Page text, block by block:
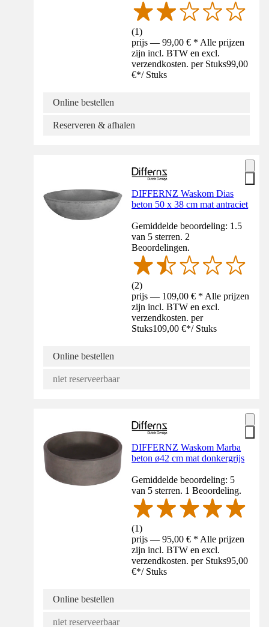
(1)
prijs — 99,00 € * Alle prijzen
zijn incl. BTW en excl.
verzendkosten. per Stuks99,00
€*/ Stuks
Online bestellen
Reserveren & afhalen
DIFFERNZ Waskom Dias
beton 50 x 38 cm mat antraciet
Gemiddelde beoordeling: 1.5
van 5 sterren. 2
Beoordelingen.
(2)
prijs — 109,00 € * Alle prijzen
zijn incl. BTW en excl.
verzendkosten. per
Stuks109,00 €*/ Stuks
Online bestellen
niet reserveerbaar
DIFFERNZ Waskom Marba
beton ø42 cm mat donkergrijs
Gemiddelde beoordeling: 5
van 5 sterren. 1 Beoordeling.
(1)
prijs — 95,00 € * Alle prijzen
zijn incl. BTW en excl.
verzendkosten. per Stuks95,00
€*/ Stuks
Online bestellen
niet reserveerbaar